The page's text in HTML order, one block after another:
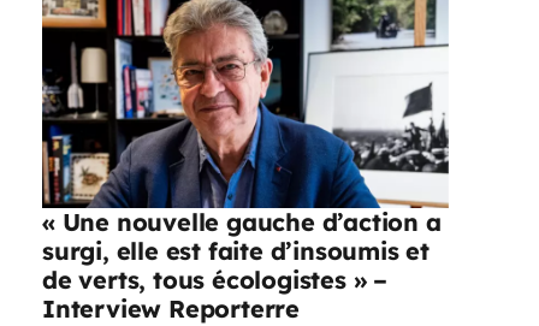
« Une nouvelle gauche d’action a
surgi, elle est faite d’insoumis et
de verts, tous écologistes » –
Interview Reporterre